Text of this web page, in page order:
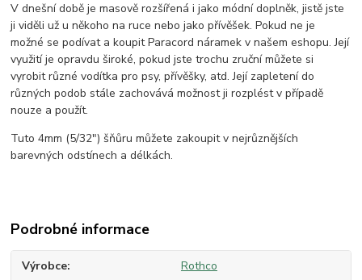
V dnešní době je masově rozšířená i jako módní doplněk, jistě jste
ji viděli už u někoho na ruce nebo jako přívěšek. Pokud ne je
možné se podívat a koupit Paracord náramek v našem eshopu. Její
využití je opravdu široké, pokud jste trochu zruční můžete si
vyrobit různé vodítka pro psy, přívěšky, atd. Její zapletení do
různých podob stále zachovává možnost ji rozplést v případě
nouze a použít.
Tuto 4mm (5/32") šňůru můžete zakoupit v nejrůznějších
barevných odstínech a délkách.
Podrobné informace
Výrobce Rothco